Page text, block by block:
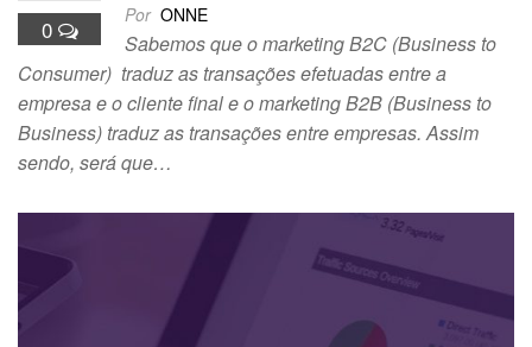
0 Por ONNE
Sabemos que o marketing B2C (Business to
Consumer) traduz as transações efetuadas entre a
empresa e o cliente final e o marketing B2B (Business to
Business) traduz as transações entre empresas. Assim
sendo, será que…